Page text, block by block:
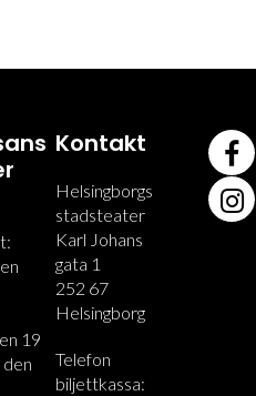
19
den
Kontakt
Helsingborgs
stadsteater
Karl Johans
gata 1
252 67
Helsingborg
Telefon
biljettkassa: